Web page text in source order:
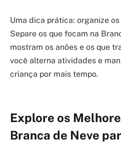
Uma dica prática: organize
Separe os que focam na
mostram os anões e os que
você alterna atividades e
criança por mais tempo.
Explore os
Branca de Neve